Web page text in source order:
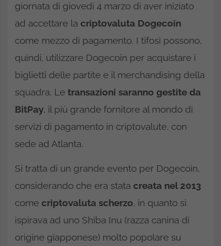
giornata di giovedì 4 marzo di aver iniziato
ad accettare la criptovaluta Dogecoin
come mezzo di pagamento. I tifosi possono,
quindi, utilizzare Dogecoin per acquistare i
biglietti delle partite e il merchandising della
squadra. Le transazioni saranno gestite da
BitPay, il più grande fornitore al mondo di
servizi di pagamento in criptovalute, con
sede ad Atlanta.
Si tratta di un grande evento per Dogecoin,
considerando che era stata creata nel 2013
come criptovaluta scherzo, in quanto si
ispirava ad uno Shiba Inu (razza canina di
origine giapponese) molto popolare su